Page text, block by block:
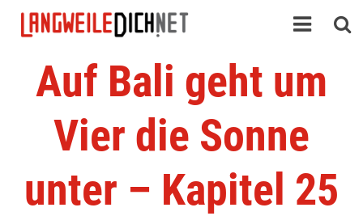
Auf Bali geht um
Vier die Sonne
unter – Kapitel 25